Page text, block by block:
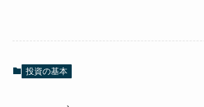
投資の基本